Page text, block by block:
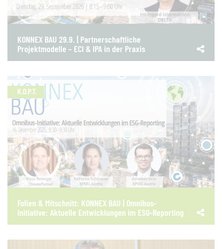
KONNEX BAU 29.9. | Partnerschaftliche
Projektmodelle – ECI & IPA in der Praxis
K.O.P.T.
Folien & Mitschnitt: KONNEX BAU | Omnibus-
Initiative: Aktuelle Entwicklungen im ESG-Reporting